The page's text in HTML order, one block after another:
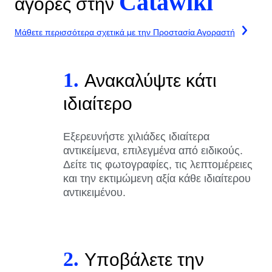
Μάθετε περισσότερα σχετικά με την Προστασία Αγοραστή
1. Ανακαλύψτε κάτι
ιδιαίτερο
Εξερευνήστε χιλιάδες ιδιαίτερα
αντικείμενα, επιλεγμένα από ειδικούς.
Δείτε τις φωτογραφίες, τις λεπτομέρειες
και την εκτιμώμενη αξία κάθε ιδιαίτερου
αντικειμένου.
2. Υποβάλετε την